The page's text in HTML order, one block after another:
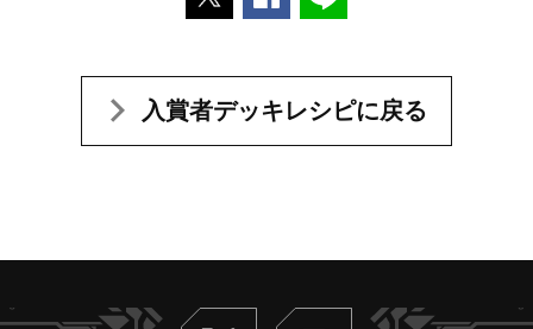
入賞者デッキレシピに戻る
Twitter ヴァンガードch